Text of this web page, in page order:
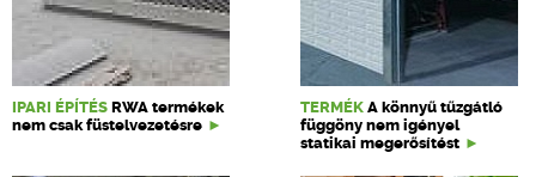
IPARI ÉPÍTÉS RWA termékek
nem csak füstelvezetésre
TERMÉK A könnyű tűzgátló
függöny nem igényel
statikai megerősítést